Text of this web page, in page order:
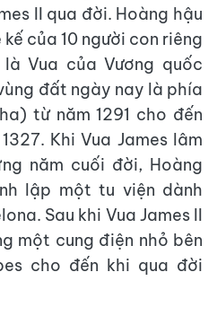
II qua đời. Hoàng hậu
của 10 người con riêng
Vua của Vương quốc
đất ngày nay là phía
từ năm 1291 cho đến
Khi Vua James lâm
năm cuối đời, Hoàng
lập một tu viện dành
Sau khi Vua James II
một cung điện nhỏ bên
cho đến khi qua đời